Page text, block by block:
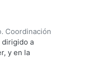
Coordinación
BEATRIZ
dirigido a
y en la